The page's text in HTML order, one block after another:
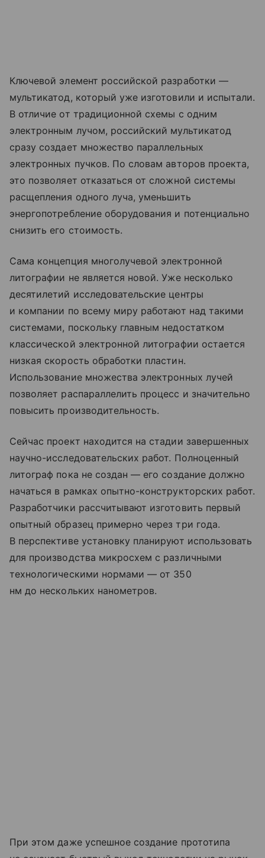
Ключевой элемент российской разработки —
мультикатод, который уже изготовили и испытали.
В отличие от традиционной схемы с одним
электронным лучом, российский мультикатод
сразу создает множество параллельных
электронных пучков. По словам авторов проекта,
это позволяет отказаться от сложной системы
расщепления одного луча, уменьшить
энергопотребление оборудования и потенциально
снизить его стоимость.
Сама концепция многолучевой электронной
литографии не является новой. Уже несколько
десятилетий исследовательские центры
и компании по всему миру работают над такими
системами, поскольку главным недостатком
классической электронной литографии остается
низкая скорость обработки пластин.
Использование множества электронных лучей
позволяет распараллелить процесс и значительно
повысить производительность.
Сейчас проект находится на стадии завершенных
научно-исследовательских работ. Полноценный
литограф пока не создан — его создание должно
начаться в рамках опытно-конструкторских работ.
Разработчики рассчитывают изготовить первый
опытный образец примерно через три года.
В перспективе установку планируют использовать
для производства микросхем с различными
технологическими нормами — от 350
нм до нескольких нанометров.
При этом даже успешное создание прототипа